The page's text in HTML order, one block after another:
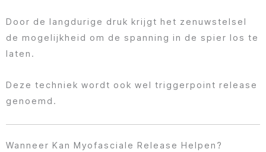
Door de langdurige druk krijgt het zenuwstelsel
de mogelijkheid om de spanning in de spier los te
laten.
Deze techniek wordt ook wel triggerpoint release
genoemd.
Wanneer Kan Myofasciale Release Helpen?